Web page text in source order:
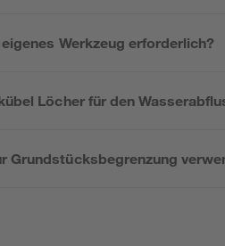
Werkzeug erforderlich?
Löcher für den
Grundstücksbegrenzung